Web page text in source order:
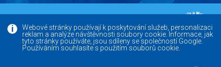
Webové stránky používají k poskytování služeb, personalizaci
reklam a analýze návštěvnosti soubory cookie. Informace, jak
tyto stránky používáte, jsou sdíleny se společností Google.
Používáním souhlasíte s použitím souborů cookie.
Facebook